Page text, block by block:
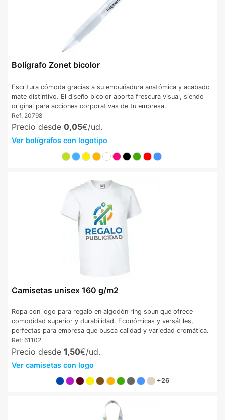
Bolígrafo Zonet bicolor
Escritura cómoda gracias a su empuñadura anatómica y acabado
mate distintivo. El diseño bicolor aporta frescura visual, siendo
original para acciones corporativas de tu empresa.
Ref: 20798
Precio desde 0,05€/ud.
Ver bolígrafos con logotipo
Camisetas unisex 160 g/m2
Ropa con logo para regalo en algodón ring spun que ofrece
comodidad superior y durabilidad. Económicas y versátiles,
perfectas para empresa que busca calidad y variedad cromática.
Ref: 61102
Precio desde 1,50€/ud.
Ver camisetas con logo
+26